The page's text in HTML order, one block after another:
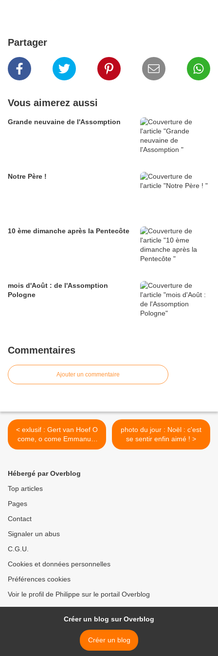
Partager
Vous aimerez aussi
Grande neuvaine de l'Assomption
Notre Père !
10 ème dimanche après la Pentecôte
mois d'Août : de l'Assomption
Pologne
Commentaires
Ajouter un commentaire
< exlusif : Gert van Hoef O
come, o come Emmanuel
St. Etienne Abbey Caen
photo du jour : Noël : c'est
se sentir enfin aimé ! >
Hébergé par Overblog
Top articles
Pages
Contact
Signaler un abus
C.G.U.
Cookies et données personnelles
Préférences cookies
Voir le profil de Philippe sur le portail Overblog
Créer un blog sur Overblog
Créer un blog